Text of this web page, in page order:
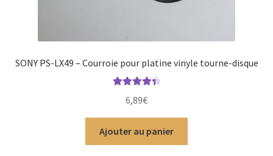
SONY PS-LX49 – Courroie pour platine vinyle tourne-disque
sur 5
6,89€
Ajouter au panier